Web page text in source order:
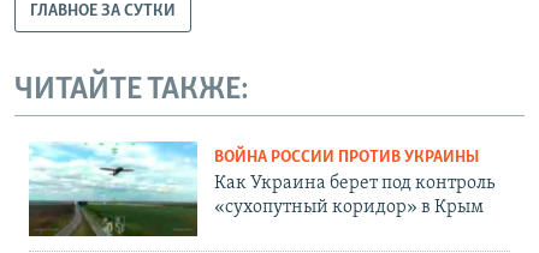
ГЛАВНОЕ ЗА СУТКИ
ЧИТАЙТЕ ТАКЖЕ:
ВОЙНА РОССИИ ПРОТИВ УКРАИНЫ
Как Украина берет под контроль
«сухопутный коридор» в Крым